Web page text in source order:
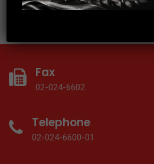
Fax
02-024-6602
Telephone
02-024-6600-01